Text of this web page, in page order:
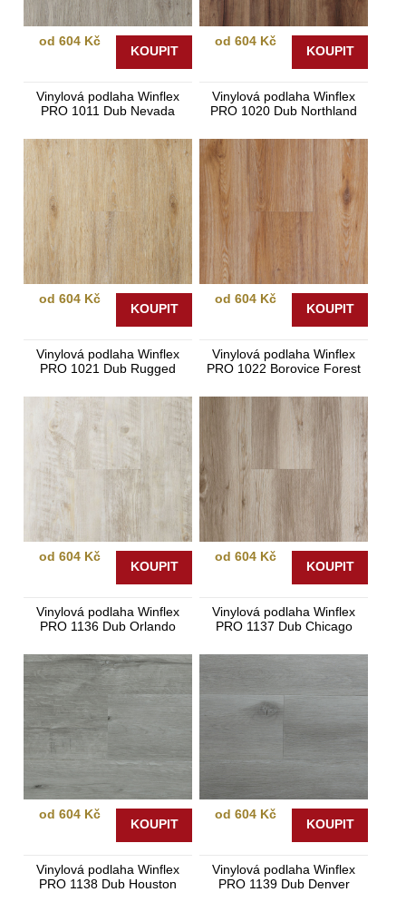
od 604 Kč
KOUPIT
od 604 Kč
KOUPIT
Vinylová podlaha Winflex
PRO 1011 Dub Nevada
od 604 Kč
KOUPIT
Vinylová podlaha Winflex
PRO 1020 Dub Northland
od 604 Kč
KOUPIT
Vinylová podlaha Winflex
PRO 1021 Dub Rugged
od 604 Kč
KOUPIT
Vinylová podlaha Winflex
PRO 1022 Borovice Forest
od 604 Kč
KOUPIT
Vinylová podlaha Winflex
PRO 1136 Dub Orlando
od 604 Kč
KOUPIT
Vinylová podlaha Winflex
PRO 1137 Dub Chicago
od 604 Kč
KOUPIT
Vinylová podlaha Winflex
PRO 1138 Dub Houston
Vinylová podlaha Winflex
PRO 1139 Dub Denver